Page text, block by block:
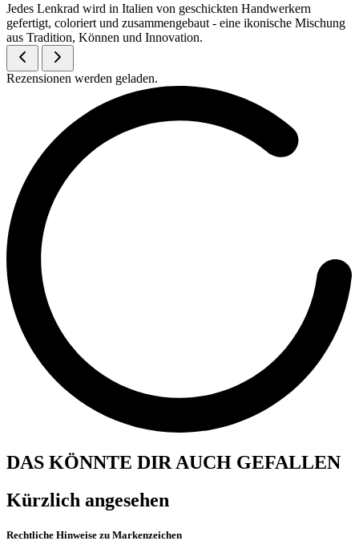
Jedes Lenkrad wird in Italien von geschickten Handwerkern
gefertigt, coloriert und zusammengebaut - eine ikonische Mischung
aus Tradition, Können und Innovation.
Rezensionen werden geladen.
DAS KÖNNTE DIR AUCH GEFALLEN
Kürzlich angesehen
Rechtliche Hinweise zu Markenzeichen